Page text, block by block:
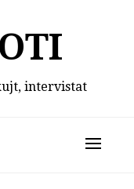
intervistat